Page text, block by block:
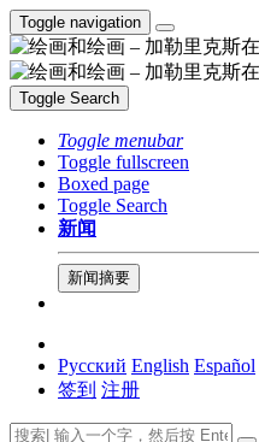
Toggle navigation
Toggle Search
Toggle menubar
Toggle fullscreen
Boxed page
Toggle Search
新闻
新闻摘要
Русский English Español
签到 注册